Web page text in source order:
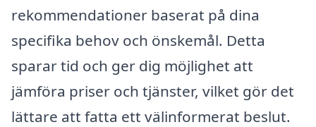
rekommendationer baserat på dina
specifika behov och önskemål. Detta
sparar tid och ger dig möjlighet att
jämföra priser och tjänster, vilket gör det
lättare att fatta ett välinformerat beslut.